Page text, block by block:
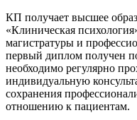
КП получает высшее
«Клиническая
магистратуры и
первый диплом получен
необходимо регулярно
индивидуальную
сохранения
отношению к пациентам.